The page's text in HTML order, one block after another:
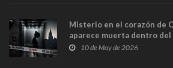
Misterio en el corazón de
aparece muerta dentro
y las cámaras captan sus
10 de May de 2026